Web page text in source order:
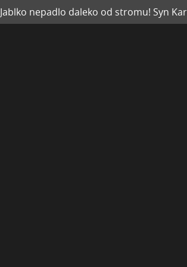
Jablko nepadlo daleko od stromu! Syn